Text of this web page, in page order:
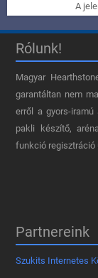
A
Rólunk!
Magyar
garantáltan nem
erről a gyors-iramú
pakli készítő,
funkció regisztráció
Partnereink
Szukits Internetes